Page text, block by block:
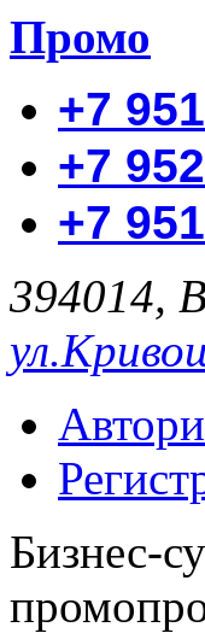
Промо
+7
+7
+7
394014,
Бизнес-